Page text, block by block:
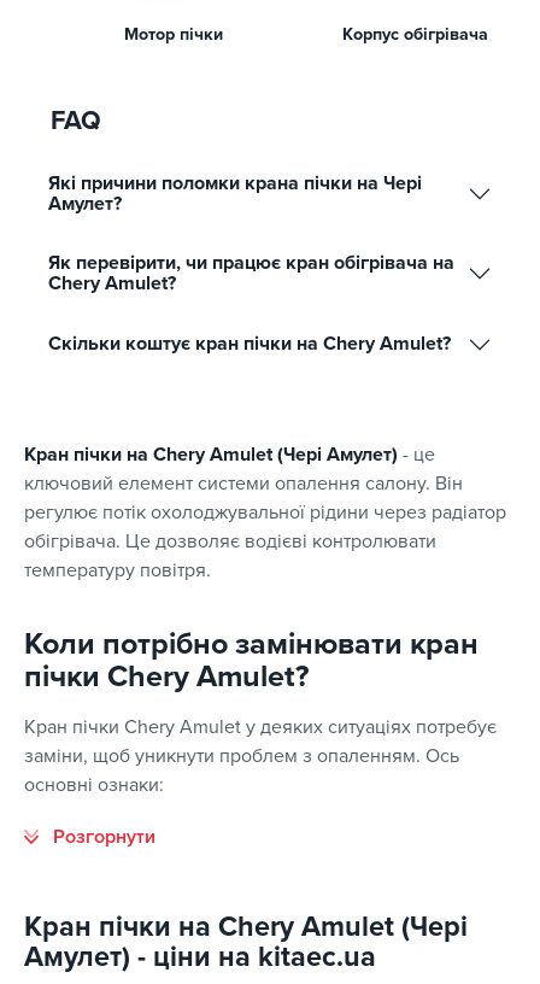
Мотор пічки Корпус обігрівача
FAQ
Які причини поломки крана пічки на Чері
Амулет?
Як перевірити, чи працює кран обігрівача на
Chery Amulet?
Скільки коштує кран пічки на Chery Amulet?
Кран пічки на Chery Amulet (Чері Амулет) - це
ключовий елемент системи опалення салону. Він
регулює потік охолоджувальної рідини через радіатор
обігрівача. Це дозволяє водієві контролювати
температуру повітря.
Коли потрібно замінювати кран
пічки Chery Amulet?
Кран пічки Chery Amulet у деяких ситуаціях потребує
заміни, щоб уникнути проблем з опаленням. Ось
основні ознаки:
Кран пічки на Chery Amulet (Чері
Амулет) - ціни на kitaec.ua